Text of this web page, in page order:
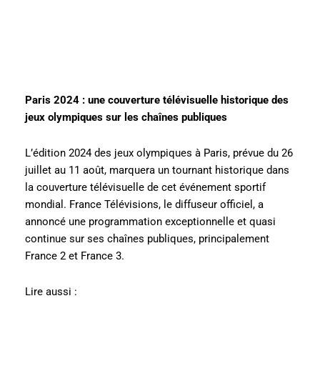
Paris 2024 : une couverture télévisuelle historique des
jeux olympiques sur les chaînes publiques
L’édition 2024 des jeux olympiques à Paris, prévue du 26
juillet au 11 août, marquera un tournant historique dans
la couverture télévisuelle de cet événement sportif
mondial. France Télévisions, le diffuseur officiel, a
annoncé une programmation exceptionnelle et quasi
continue sur ses chaînes publiques, principalement
France 2 et France 3.
Lire aussi :